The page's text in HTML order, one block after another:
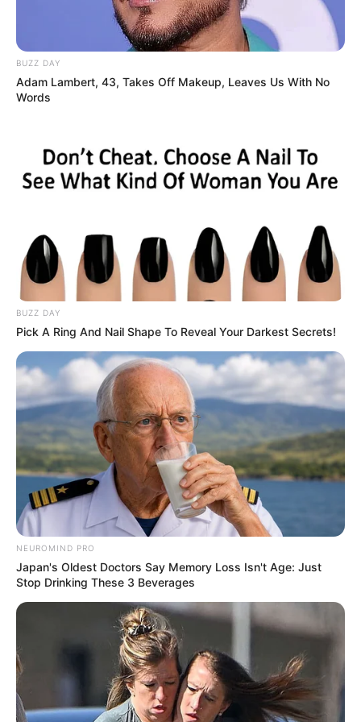
How To Get An Erection Even After 60!
MEDVI
Walgreens Hides This $1 Generic Viagra - Here's
The Aisle It's Really In.
FRIDAY PLANS
$20,000 In Personal Debt? You're Being Bleed Dry
Every Single Month
JG WENTWORTH
BUZZ DAY
Adam Lambert, 43, Takes Off Makeup, Leaves Us With No
Words
BUZZ DAY
Pick A Ring And Nail Shape To Reveal Your Darkest Secrets!
NEUROMIND PRO
Japan's Oldest Doctors Say Memory Loss Isn't Age: Just
Stop Drinking These 3 Beverages